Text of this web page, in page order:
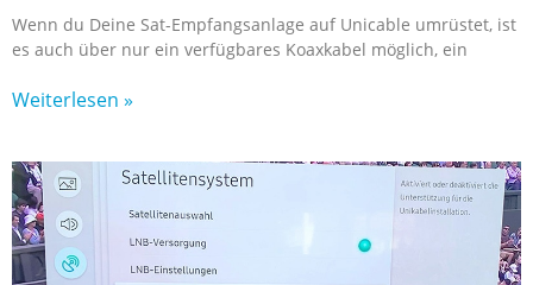
Wenn du Deine Sat-Empfangsanlage auf Unicable umrüstet, ist
es auch über nur ein verfügbares Koaxkabel möglich, ein
Weiterlesen »